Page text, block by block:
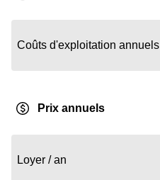
Coûts d'exploitation annuels
Prix annuels
Loyer / an